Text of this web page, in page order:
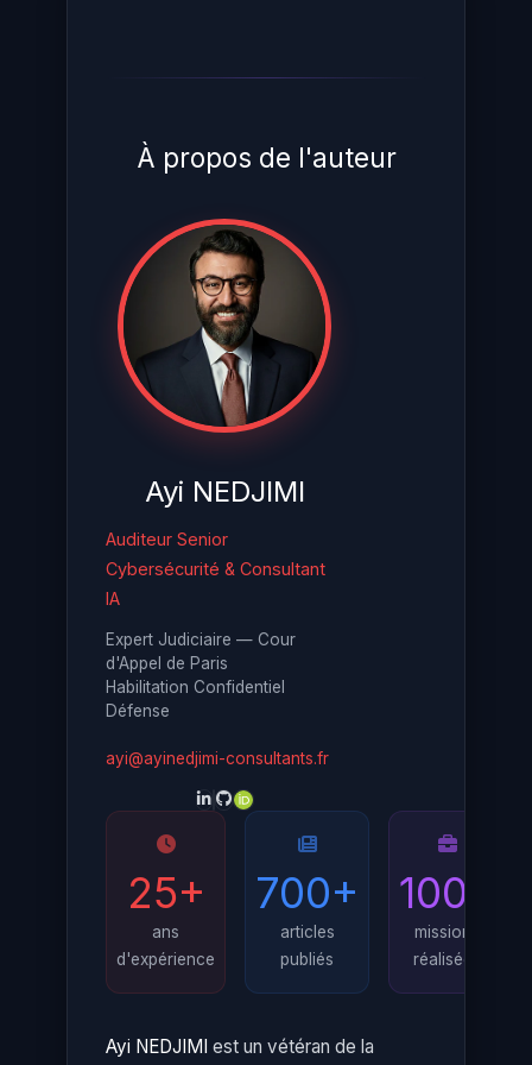
À propos de l'auteur
Ayi NEDJIMI
Auditeur Senior
Cybersécurité & Consultant
IA
Expert Judiciaire — Cour
d'Appel de Paris
Habilitation Confidentiel
Défense
ayi@ayinedjimi-consultants.fr
25+
ans
d'expérience
700+
articles
publiés
100+
missions
réalisées
Ayi NEDJIMI est un vétéran de la